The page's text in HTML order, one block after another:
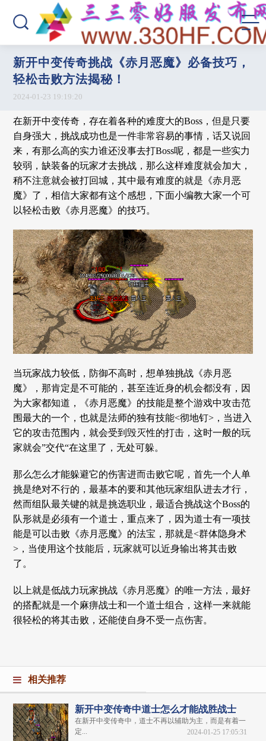
新开中变传奇挑战《赤月恶魔》必备技巧，
轻松击败方法揭秘！
2024-01-23 19:19:20
在新开中变传奇，存在着各种的难度大的Boss，但是只要
自身强大，挑战成功也是一件非常容易的事情，话又说回
来，有那么高的实力谁还没事去打Boss呢，都是一些实力
较弱，缺装备的玩家才去挑战，那么这样难度就会加大，
稍不注意就会被打回城，其中最有难度的就是《赤月恶
魔》了，相信大家都有这个感想，下面小编教大家一个可
以轻松击败《赤月恶魔》的技巧。
当玩家战力较低，防御不高时，想单独挑战《赤月恶
魔》，那肯定是不可能的，甚至连近身的机会都没有，因
为大家都知道，《赤月恶魔》的技能是整个游戏中攻击范
围最大的一个，也就是法师的独有技能<彻地钉>，当进入
它的攻击范围内，就会受到毁灭性的打击，这时一般的玩
家就会”交代“在这里了，无处可躲。
那么怎么才能躲避它的伤害进而击败它呢，首先一个人单
挑是绝对不行的，最基本的要和其他玩家组队进去才行，
然而组队最关键的就是挑选职业，最适合挑战这个Boss的
队形就是必须有一个道士，重点来了，因为道士有一项技
能是可以击败《赤月恶魔》的法宝，那就是<群体隐身术
>，当使用这个技能后，玩家就可以近身输出将其击败
了。
以上就是低战力玩家挑战《赤月恶魔》的唯一方法，最好
的搭配就是一个麻痹战士和一个道士组合，这样一来就能
很轻松的将其击败，还能使自身不受一点伤害。
相关推荐
新开中变传奇中道士怎么才能战胜战士
在新开中变传奇中，道士不再以辅助为主，而是有着一
定...
2024-01-25 17:05:31